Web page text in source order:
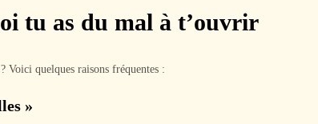
tu as du mal à t’ouvrir
Voici quelques raisons fréquentes :
»